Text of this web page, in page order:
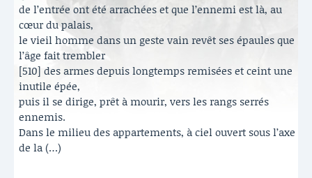
de l’entrée ont été arrachées et que l’ennemi est là, au
cœur du palais,
le vieil homme dans un geste vain revêt ses épaules que
l’âge fait trembler
[510] des armes depuis longtemps remisées et ceint une
inutile épée,
puis il se dirige, prêt à mourir, vers les rangs serrés
ennemis.
Dans le milieu des appartements, à ciel ouvert sous l’axe
de la (…)